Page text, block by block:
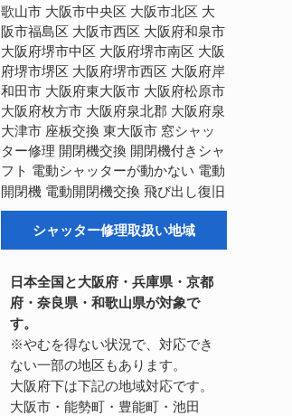
歌山市 大阪市中央区 大阪市北区 大
阪市福島区 大阪市西区 大阪府和泉市
大阪府堺市中区 大阪府堺市南区 大阪
府堺市堺区 大阪府堺市西区 大阪府岸
和田市 大阪府東大阪市 大阪府松原市
大阪府枚方市 大阪府泉北郡 大阪府泉
大津市 座板交換 東大阪市 窓シャッ
ター修理 開閉機交換 開閉機付きシャ
フト 電動シャッターが動かない 電動
開閉機 電動開閉機交換 飛び出し復旧
シャッター修理取扱い地域
日本全国と大阪府・兵庫県・京都
府・奈良県・和歌山県が対象で
す。
※やむを得ない状況で、対応でき
ない一部の地区もあります。
大阪府下は下記の地域対応です。
大阪市・能勢町・豊能町・池田